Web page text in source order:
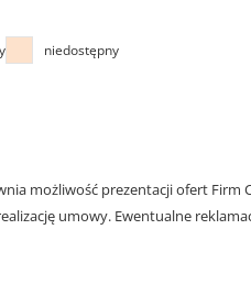
niedostępny
możliwość prezentacji ofert Firm
umowy. Ewentualne